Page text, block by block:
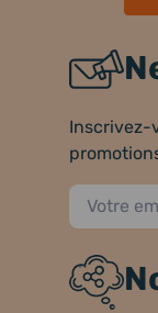
Inscrivez-